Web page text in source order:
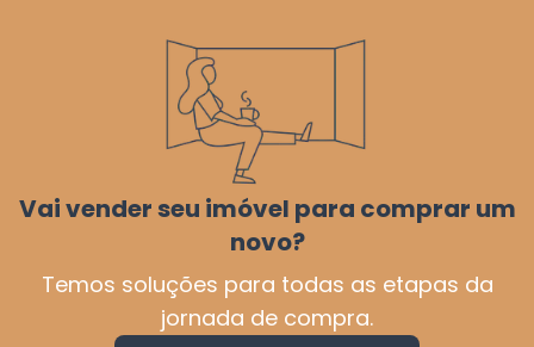
Vai vender seu imóvel para comprar um
novo?
Temos soluções para todas as etapas da
jornada de compra.